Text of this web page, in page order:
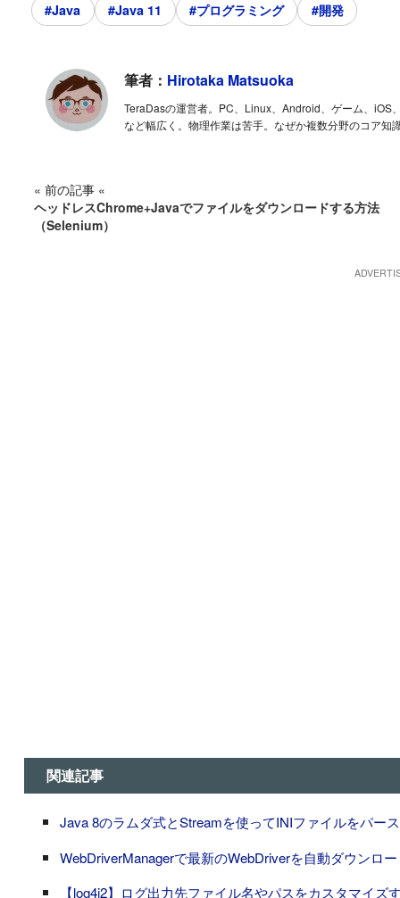
#Java #Java 11 #プログラミング #開発
筆者： Hirotaka Matsuoka
TeraDasの運営者。PC、Linux、Android、ゲーム、iOS
など幅広く。物理作業は苦手。なぜか複数分野のコア知
« 前の記事 «
ヘッドレスChrome+Javaでファイルをダウンロードする方法
（Selenium）
関連記事
Java 8のラムダ式とStreamを使ってINIファイルをパー
WebDriverManagerで最新のWebDriverを自動ダウンロ
【log4j2】ログ出力先ファイル名やパスをカスタマイズ